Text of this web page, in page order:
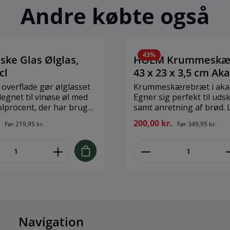
Andre købte også
Glas Ølglas,
gør ølglasset
til vinøse øl med
der har brug
at udfolde sig
det også til en
En god gaveide – ikke
Før219,95 kr.
43%
HOLM
43 x 23 x 3,5 cm
Krummeskærebræt i
Egner sig perfekt til
samt anretning af brød.
dit skærebræt i blød.
varmt vand og mild sæbe. Brand:
Holm Størrelse: 43 x 23
200,00 kr. Før349,95 kr.
Navigation